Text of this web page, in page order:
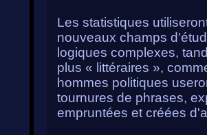
Les statistiques
nouveaux champs
logiques complexes,
plus « littéraires »,
hommes politiques
tournures de phrases,
empruntées et créées